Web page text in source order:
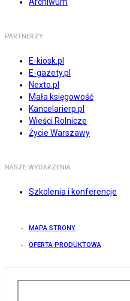
PARTNERZY
E-kiosk.pl
E-gazety.pl
Nexto.pl
Mała księgowość
Kancelarierp.pl
Wieści Rolnicze
Życie Warszawy
NASZE WYDARZENIA
Szkolenia i konferencje
MAPA STRONY
OFERTA PRODUKTOWA